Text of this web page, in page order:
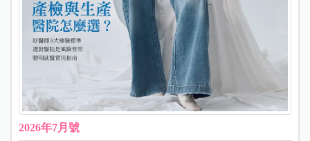
2026年7月號